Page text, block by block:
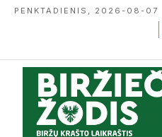
PENKTADIENIS, 2026-08-07